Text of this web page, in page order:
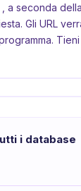
, a seconda
Gli URL
i database